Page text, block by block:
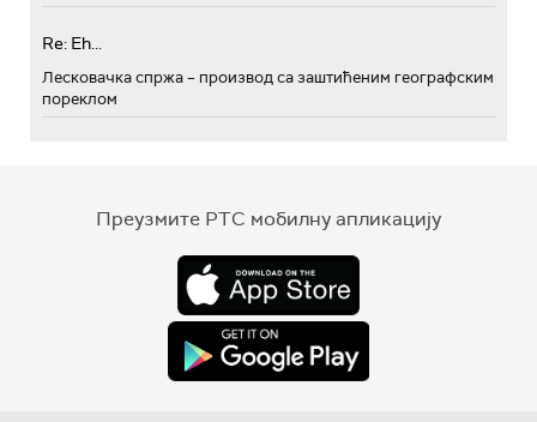
Re: Eh...
Лесковачка спржа – производ са заштићеним географским
пореклом
Преузмите РТС мобилну апликацију